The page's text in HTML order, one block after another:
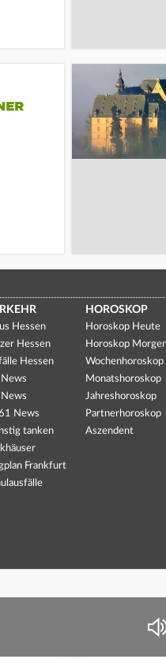
Hessen
Hessen
Hessen
News
tanken
Frankfurt
HOROSKOP
Horoskop Heute
Horoskop
Wochenhoroskop
Monatshoroskop
Jahreshoroskop
Partnerhoroskop
Aszendent